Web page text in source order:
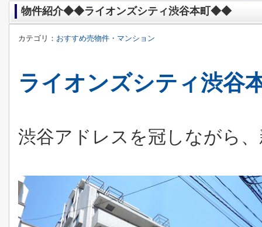
物件紹介◆◆ライオンズシティ渋谷本町◆◆
カテゴリ： おすすめ売物件・マンション
ライオンズシティ渋谷
渋谷アドレスを冠しながら